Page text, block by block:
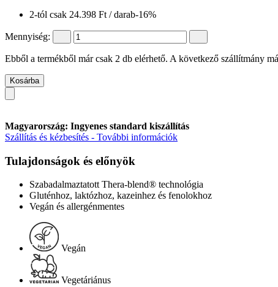
2-tól csak 24.398 Ft / darab-16%
Mennyiség:
Ebből a termékből már csak 2 db elérhető. A következő szállítmány
Kosárba
Magyarország: Ingyenes standard kiszállítás
Szállítás és kézbesítés - További információk
Tulajdonságok és előnyök
Szabadalmaztatott Thera-blend® technológia
Gluténhoz, laktózhoz, kazeinhez és fenolokhoz
Vegán és allergénmentes
Vegán
Vegetáriánus